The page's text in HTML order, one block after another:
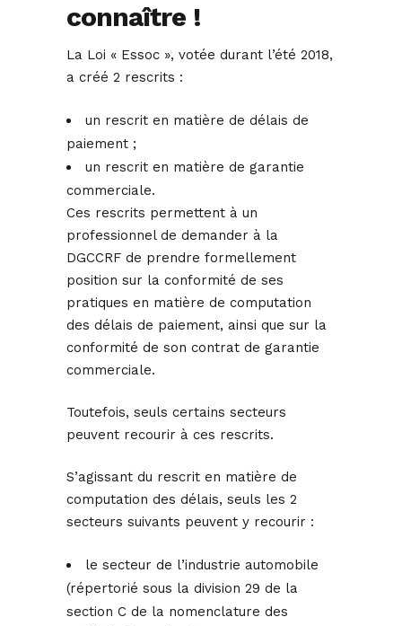
connaître !
La Loi « Essoc », votée durant l’été 2018,
a créé 2 rescrits :
un rescrit en matière de délais de
paiement ;
un rescrit en matière de garantie
commerciale.
Ces rescrits permettent à un
professionnel de demander à la
DGCCRF de prendre formellement
position sur la conformité de ses
pratiques en matière de computation
des délais de paiement, ainsi que sur la
conformité de son contrat de garantie
commerciale.
Toutefois, seuls certains secteurs
peuvent recourir à ces rescrits.
S’agissant du rescrit en matière de
computation des délais, seuls les 2
secteurs suivants peuvent y recourir :
le secteur de l’industrie automobile
(répertorié sous la division 29 de la
section C de la nomenclature des